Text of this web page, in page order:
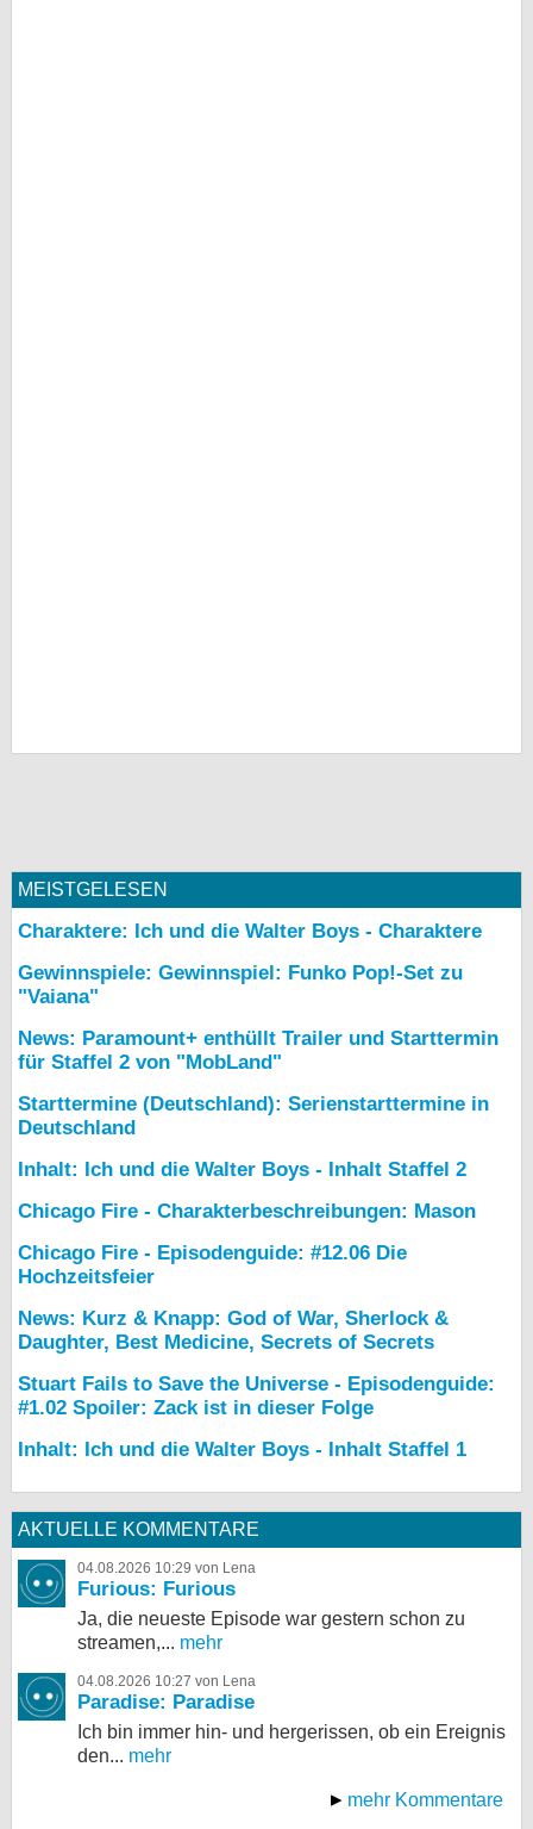
MEISTGELESEN
Charaktere: Ich und die Walter Boys - Charaktere
Gewinnspiele: Gewinnspiel: Funko Pop!-Set zu
"Vaiana"
News: Paramount+ enthüllt Trailer und Starttermin
für Staffel 2 von "MobLand"
Starttermine (Deutschland): Serienstarttermine in
Deutschland
Inhalt: Ich und die Walter Boys - Inhalt Staffel 2
Chicago Fire - Charakterbeschreibungen: Mason
Chicago Fire - Episodenguide: #12.06 Die
Hochzeitsfeier
News: Kurz & Knapp: God of War, Sherlock &
Daughter, Best Medicine, Secrets of Secrets
Stuart Fails to Save the Universe - Episodenguide:
#1.02 Spoiler: Zack ist in dieser Folge
Inhalt: Ich und die Walter Boys - Inhalt Staffel 1
AKTUELLE KOMMENTARE
04.08.2026 10:29 von Lena
Furious: Furious
Ja, die neueste Episode war gestern schon zu
streamen,... mehr
04.08.2026 10:27 von Lena
Paradise: Paradise
Ich bin immer hin- und hergerissen, ob ein Ereignis
den... mehr
mehr Kommentare